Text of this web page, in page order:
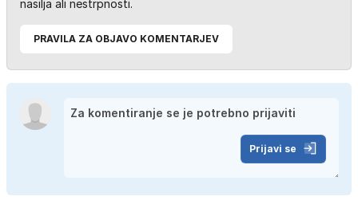
nasilja ali nestrpnosti.
PRAVILA ZA OBJAVO KOMENTARJEV
Prijavi se